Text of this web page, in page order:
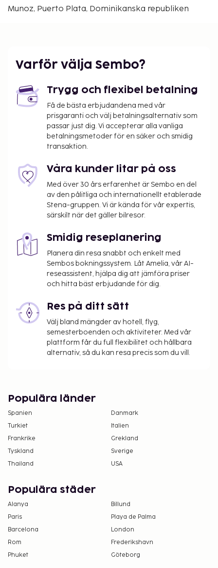
Sankt Filip apostelns katedral - 7,7 km
Rekommenderad flygplats för Oasis Adult Resort är
Puerto Plata (POP-Gregorio Luperon Intl.).
Gäster har tillgång till bland annat reception (öppen
dygnet runt), tvättmöjligheter och kaffe i allmänt
utrymme. Gäster erbjuds flygtransfer tur/retur mot
en avgift (tillgänglig dygnet runt), och avgiftsfri
parkering finns på plats. Här får du tillgång tilll
utomhuspool och kan njuta av utsikten från
wi-fi och en souvenirbutik eller tidningskiosk. Du
kan äta på hotellets restaurang, eller ta det lugnt på
rummet med deras rumsservice (under begränsade
tider). Släck törsten med din favoritdrink i boendets
bar. Frukost enligt egen beställning serveras
Du kommer att ombes att betala följande avgifter
på boendet – avgifterna kan inkludera tillämpliga
Deposition: USD 55.0 per vistelse
Vi har listat alla tilläggsavgifter som boendet har
upplyst oss om.
Avgift för frukost enligt egen beställning: USD
5–15 per person (ungefärligt pris)
Avgift för flygtransfer: USD 50 per rum (tur och
Det är möjligt att listan ovan inte är fullständig,
samt att avgifter och depositioner inte inkluderar
skatt. Observera att dessa kan komma att ändras.
boendet, som endast är avsett för vuxna.
Munoz, Puerto Plata, Dominikanska republiken
Varför välja Sembo?
Trygg och flexibel betalning
Få de bästa erbjudandena med vår
prisgaranti och välj betalningsalternativ som
passar just dig. Vi accepterar alla vanliga
betalningsmetoder för en säker och smidig
transaktion.
Våra kunder litar på oss
Med över 30 års erfarenhet är Sembo en del
av den pålitliga och internationellt etablerade
Stena-gruppen. Vi är kända för vår expertis,
särskilt när det gäller bilresor.
Smidig reseplanering
Planera din resa snabbt och enkelt med
Sembos bokningssystem. Låt Amelia, vår AI-
reseassistent, hjälpa dig att jämföra priser
och hitta bäst erbjudande för dig.
Res på ditt sätt
Välj bland mängder av hotell, flyg,
semesterboenden och aktiviteter. Med vår
plattform får du full flexibilitet och hållbara
alternativ, så du kan resa precis som du vill.
Populära länder
Spanien
Danmark
Turkiet
Italien
Frankrike
Grekland
Tyskland
Sverige
Thailand
USA
Populära städer
Alanya
Billund
Paris
Playa de Palma
Barcelona
London
Rom
Frederikshavn
Phuket
Göteborg